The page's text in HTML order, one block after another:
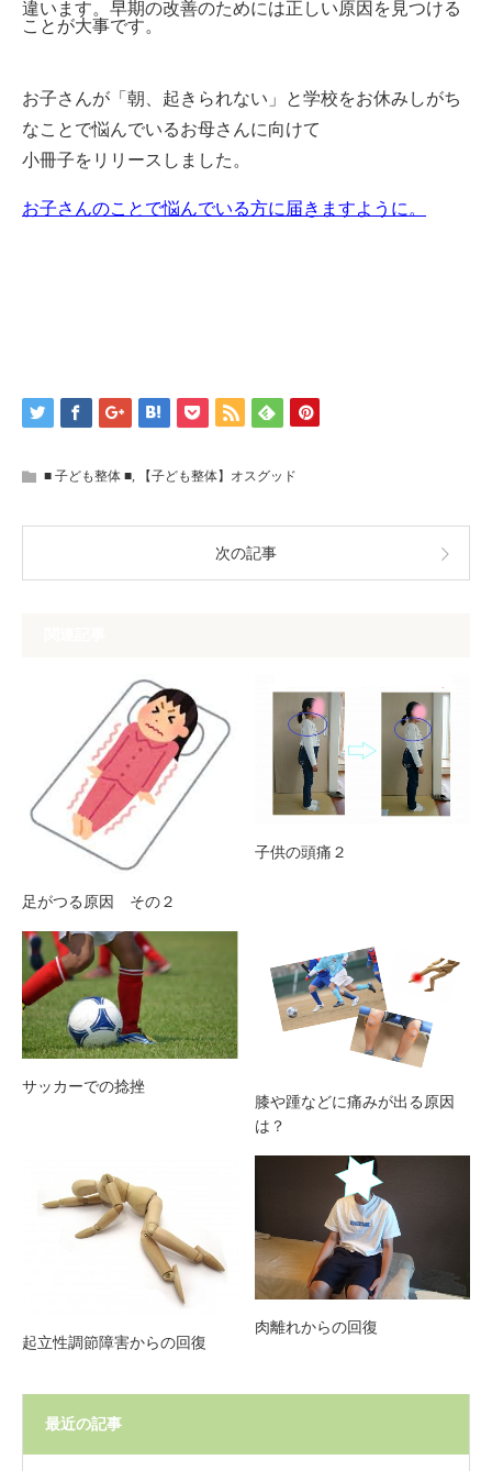
違います。早期の改善のためには正しい原因を見つける
ことが大事です。
お子さんが「朝、起きられない」と学校をお休みしがち
なことで悩んでいるお母さんに向けて
小冊子をリリースしました。
お子さんのことで悩んでいる方に届きますように。
■ 子ども整体 ■, 【子ども整体】オスグッド
次の記事
足がつる原因 その２
子供の頭痛２
サッカーでの捻挫
膝や踵などに痛みが出る原因
は？
起立性調節障害からの回復
肉離れからの回復
最近の記事